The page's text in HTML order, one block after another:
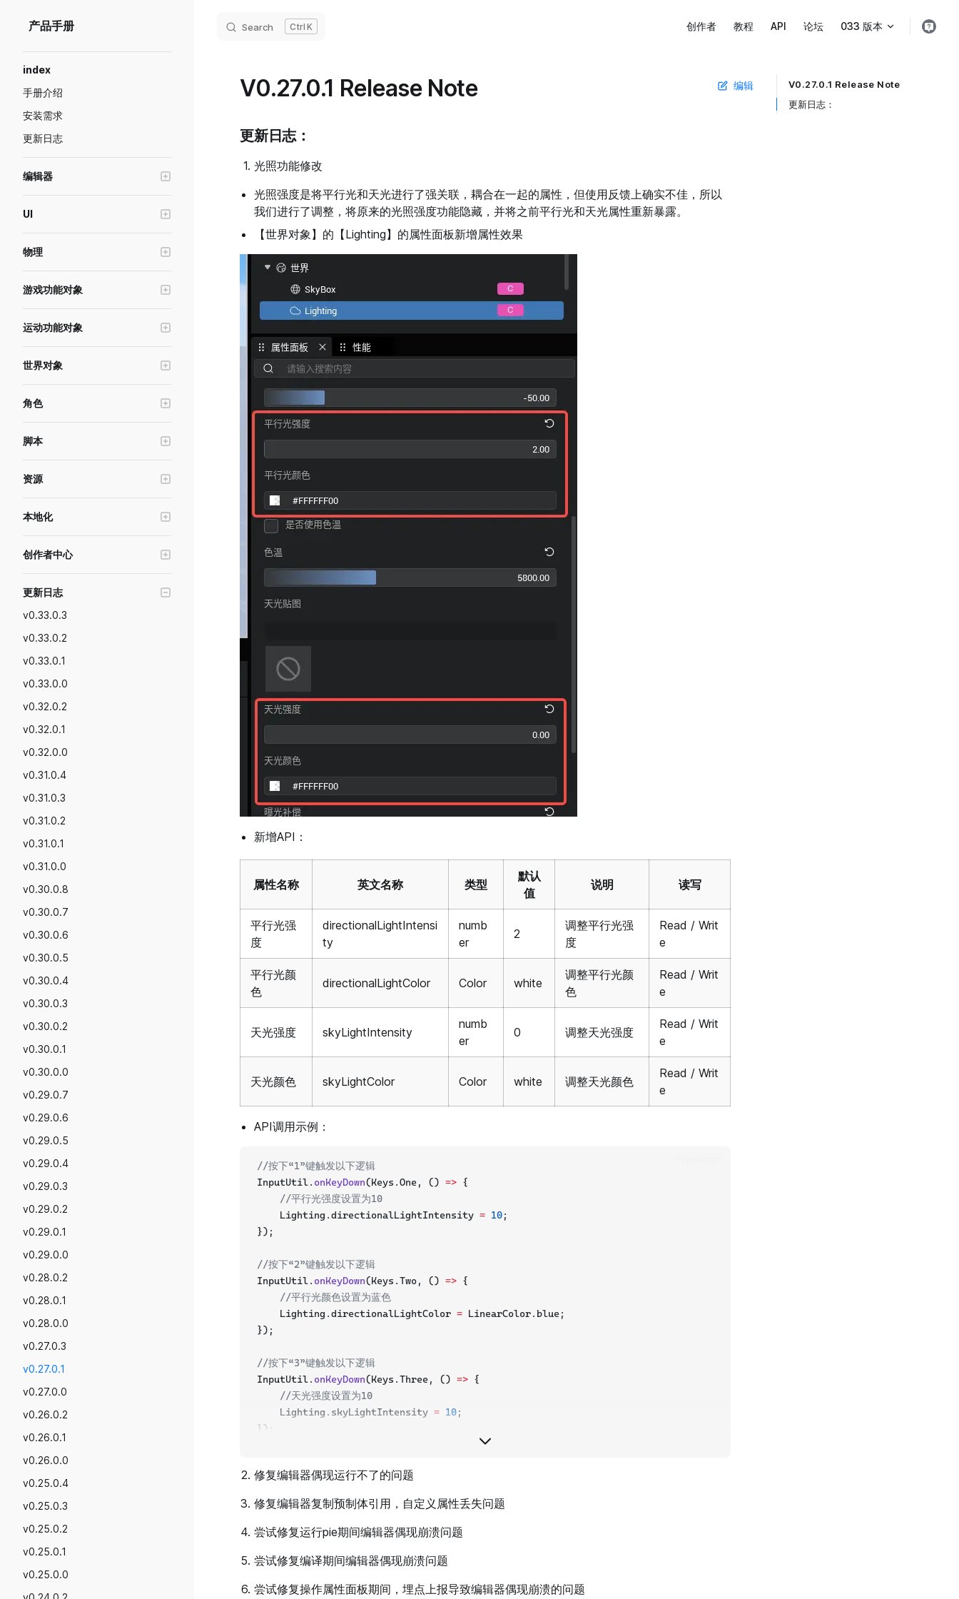
Skip to content
产品手册 Search K 创作者 教程 API 论坛 033 版本
index
手册介绍
安装需求
更新日志
编辑器
Transform工具
画质级别模拟与设置
游戏断线重连
场景管理与跳转
横竖屏&分辨率模拟
角色编辑工具
UI
UI控件的基础属性
UI控件-容器
UI控件-文本
UI控件-按钮
UI控件-遮罩按钮
UI控件-滚动框
UI控件-摄像机滑动区
UI控件-加载图
UI控件-勾选框
物理
推进器
游戏功能对象
寻路系统
交互物
触发器
热武器
游泳区域
对象发射器
音效
IK锚点
特效
运动功能对象
运动器
力区域
世界对象
摄像机
后处理
环境雾
角色
形象与换装
动画与姿态
布娃娃功能
基础状态
脚本
共享数据
资源
资源加载与资源下载
资源上传工具
AIGC及资源管理
本地化
创作者中心
分析游戏数据
接入游戏广告
游戏性能及排查
管理游戏版本
游戏推荐及曝光
游戏福利及活跃
管理游戏社区
协作与转移游戏
创作者收益结算
更新日志
v0.33.0.3
v0.33.0.2
v0.33.0.1
v0.33.0.0
v0.32.0.2
v0.32.0.1
v0.32.0.0
v0.31.0.4
v0.31.0.3
v0.31.0.2
v0.31.0.1
v0.31.0.0
v0.30.0.8
v0.30.0.7
v0.30.0.6
v0.30.0.5
v0.30.0.4
v0.30.0.3
v0.30.0.2
v0.30.0.1
v0.30.0.0
v0.29.0.7
v0.29.0.6
v0.29.0.5
v0.29.0.4
v0.29.0.3
v0.29.0.2
v0.29.0.1
v0.29.0.0
v0.28.0.2
v0.28.0.1
v0.28.0.0
v0.27.0.3
v0.27.0.1
v0.27.0.0
v0.26.0.2
v0.26.0.1
v0.26.0.0
v0.25.0.4
v0.25.0.3
v0.25.0.2
v0.25.0.1
v0.25.0.0
V0.27.0.1 Release Note
Table of Contents for current page
更新日志： ​
编辑
V0.27.0.1 Release Note
更新日志：
光照功能修改
光照强度是将平行光和天光进行了强关联，耦合在一起的属性，但使用反馈上确实不佳，所以
我们进行了调整，将原来的光照强度功能隐藏，并将之前平行光和天光属性重新暴露。
【世界对象】的【Lighting】的属性面板新增属性效果
新增API：
属性名称 英文名称 类型
默认
值
说明 读写
平行光强
度
directionalLightIntensi
ty
numb
er
2
调整平行光强
度
Read / Writ
e
平行光颜
色
directionalLightColor Color white
调整平行光颜
色
Read / Writ
e
天光强度 skyLightIntensity
numb
er
0 调整天光强度
Read / Writ
e
天光颜色 skyLightColor Color white 调整天光颜色
Read / Writ
e
API调用示例：
//按下“1”键触发以下逻辑
InputUtil. onKeyDown(Keys.One, () => {
//平行光强度设置为10
    Lighting.directionalLightIntensity
= 10;
});
//按下“2”键触发以下逻辑
InputUtil. onKeyDown(Keys.Two, () => {
//平行光颜色设置为蓝色
    Lighting.directionalLightColor
= LinearColor.blue;
});
//按下“3”键触发以下逻辑
InputUtil. onKeyDown(Keys.Three, () => {
//天光强度设置为10
    Lighting.skyLightIntensity
= 10;
});
InputUtil.onKeyDown(Keys.Four, ()
    Lighting.skyLightColor
= LinearColor.red;
});
修复编辑器偶现运行不了的问题
修复编辑器复制预制体引用，自定义属性丢失问题
尝试修复运行pie期间编辑器偶现崩溃问题
尝试修复编译期间编辑器偶现崩溃问题
尝试修复操作属性面板期间，埋点上报导致编辑器偶现崩溃的问题